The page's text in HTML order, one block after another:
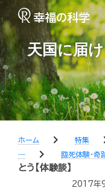
天国に届
ホーム chevron_right 特集
―
chevron_right 臨死体験・奇
とう【体験談】
2017年